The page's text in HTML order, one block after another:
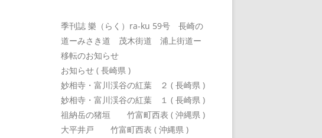
季刊誌 樂（らく）ra-ku 59号 長崎の
道ーみさき道 茂木街道 浦上街道ー
移転のお知らせ
お知らせ ( 長崎県 )
妙相寺・富川渓谷の紅葉 ２ ( 長崎県 )
妙相寺・富川渓谷の紅葉 １ ( 長崎県 )
祖納岳の猪垣 竹富町西表 ( 沖縄県 )
大平井戸 竹富町西表 ( 沖縄県 )